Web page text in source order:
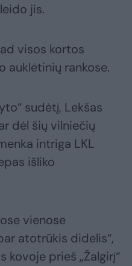
jis.
visos kortos
auklėtinių rankose.
sudėtį, Lekšas
dėl šių vilniečių
intriga LKL
išliko
vienose
atotrūkis didelis“,
prieš „Žalgirį“